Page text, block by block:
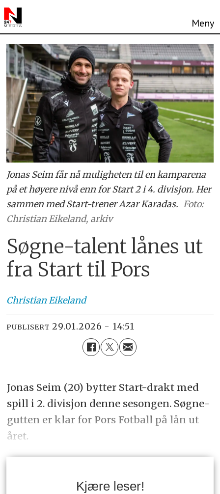
Jonas Seim får nå muligheten til en kamparena
på et høyere nivå enn for Start 2 i 4. divisjon. Her
sammen med Start-trener Azar Karadas. Foto:
Christian Eikeland, arkiv
Søgne-talent lånes ut
fra Start til Pors
ChristianEikeland
PUBLISERT 29.01.2026 - 14:51
Jonas Seim (20) bytter Start-drakt med
spill i 2. divisjon denne sesongen. Søgne-
gutten er klar for Pors Fotball på lån ut
året.
Kjære leser!